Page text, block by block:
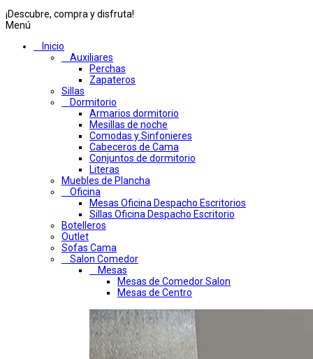
¡Descubre, compra y disfruta!
Menú
Inicio
Auxiliares
Perchas
Zapateros
Sillas
Dormitorio
Armarios dormitorio
Mesillas de noche
Comodas y Sinfonieres
Cabeceros de Cama
Conjuntos de dormitorio
Literas
Muebles de Plancha
Oficina
Mesas Oficina Despacho Escritorios
Sillas Oficina Despacho Escritorio
Botelleros
Outlet
Sofas Cama
Salon Comedor
Mesas
Mesas de Comedor Salon
Mesas de Centro